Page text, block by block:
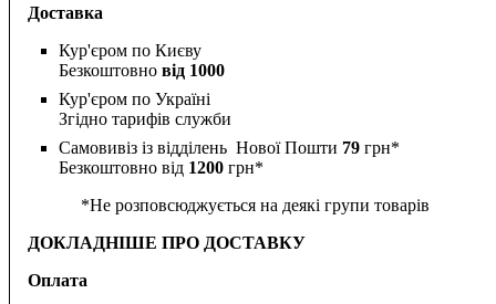
Доставка
Кур'єром по Києву
Безкоштовно від 1000
Кур'єром по Україні
Згідно тарифів служби
Самовивіз із відділень Нової Пошти 79 грн*
Безкоштовно від 1200 грн*
*Не розповсюджується на деякі групи товарів
ДОКЛАДНІШЕ ПРО ДОСТАВКУ
Оплата